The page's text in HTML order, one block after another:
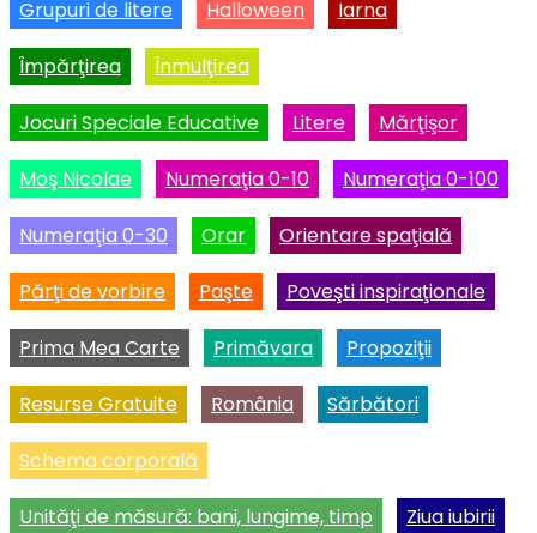
Grupuri de litere Halloween Iarna
Împărţirea Înmulţirea
Jocuri Speciale Educative Litere Mărţişor
Moş Nicolae Numeraţia 0-10 Numeraţia 0-100
Numeraţia 0-30 Orar Orientare spaţială
Părţi de vorbire Paşte Poveşti inspiraţionale
Prima Mea Carte Primăvara Propoziţii
Resurse Gratuite România Sărbători
Schema corporală
Unităţi de măsură: bani, lungime, timp Ziua iubirii